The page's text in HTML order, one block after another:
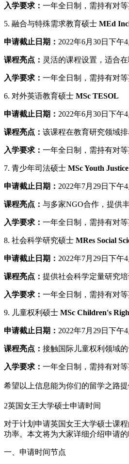
入学要求： 一年全日制，需持有对等
5. 融合与特殊需求教育硕士 MEd
申请截止日期： 2022年6月30日下午
课程亮点： 灵活的课程设置，适合在
入学要求： 一年全日制，需持有对等
6. 对外英语教育硕士 MSc TESOL
申请截止日期： 2022年6月30日下午
课程亮点： 该课程在教育研究领域
入学要求： 一年全日制，需持有对等
7. 青少年司法硕士 MSc Youth Justice
申请截止日期： 2022年7月29日下午
课程亮点： 与多家NGO合作，提供
入学要求： 一年全日制，需持有对
8. 社会科学研究硕士 MRes Social
申请截止日期： 2022年7月29日下午
课程亮点： 提供社会科学定量研究培
入学要求： 一年全日制，需持有对
9. 儿童权利硕士 MSc Children's
申请截止日期： 2022年7月29日下午
课程亮点： 接触国际儿童权利领域
入学要求： 一年全日制，需持有对等
希望以上信息能为你们的留学之路
2英国女王大学硕士申请时间
对于计划申请英国女王大学硕士课
功率。本文将为大家详细介绍申请
一、申请时间节点